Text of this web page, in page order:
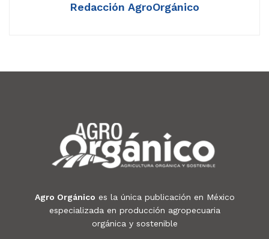
Redacción AgroOrgánico
Agro Orgánico es la única publicación en México
especializada en producción agropecuaria
orgánica y sostenible